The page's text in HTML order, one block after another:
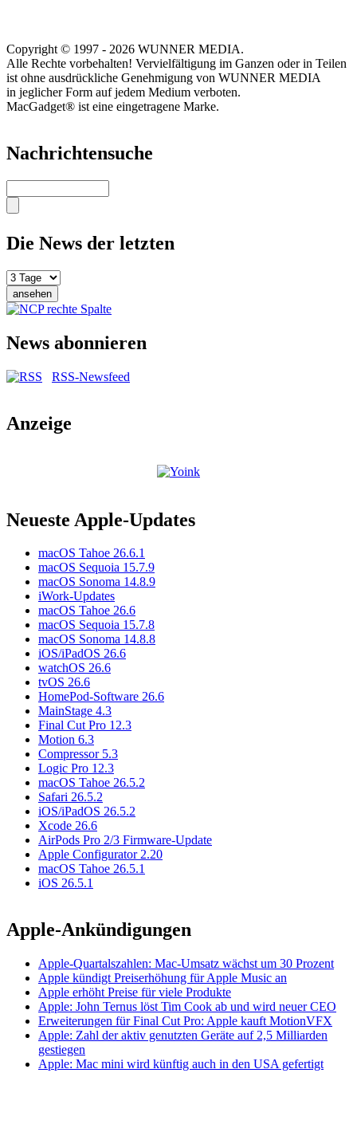
Copyright © 1997 - 2026 WUNNER MEDIA.
Alle Rechte vorbehalten! Vervielfältigung im Ganzen oder in Teilen
ist ohne ausdrückliche Genehmigung von WUNNER MEDIA
in jeglicher Form auf jedem Medium verboten.
MacGadget® ist eine eingetragene Marke.
Nachrichtensuche
Die News der letzten
News abonnieren
RSS-Newsfeed
Anzeige
Neueste Apple-Updates
macOS Tahoe 26.6.1
macOS Sequoia 15.7.9
macOS Sonoma 14.8.9
iWork-Updates
macOS Tahoe 26.6
macOS Sequoia 15.7.8
macOS Sonoma 14.8.8
iOS/iPadOS 26.6
watchOS 26.6
tvOS 26.6
HomePod-Software 26.6
MainStage 4.3
Final Cut Pro 12.3
Motion 6.3
Compressor 5.3
Logic Pro 12.3
macOS Tahoe 26.5.2
Safari 26.5.2
iOS/iPadOS 26.5.2
Xcode 26.6
AirPods Pro 2/3 Firmware-Update
Apple Configurator 2.20
macOS Tahoe 26.5.1
iOS 26.5.1
Apple-Ankündigungen
Apple-Quartalszahlen: Mac-Umsatz wächst um 30 Prozent
Apple kündigt Preiserhöhung für Apple Music an
Apple erhöht Preise für viele Produkte
Apple: John Ternus löst Tim Cook ab und wird neuer CEO
Erweiterungen für Final Cut Pro: Apple kauft MotionVFX
Apple: Zahl der aktiv genutzten Geräte auf 2,5 Milliarden
gestiegen
Apple: Mac mini wird künftig auch in den USA gefertigt